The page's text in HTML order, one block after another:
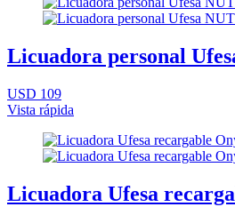
Licuadora personal
USD 109
Vista rápida
Licuadora Ufesa